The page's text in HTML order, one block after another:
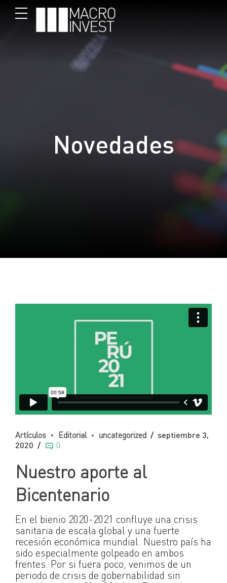
Novedades
Artículos Editorial uncategorized
septiembre 3,
2020
0
Nuestro aporte al
Bicentenario
En el bienio 2020-2021 confluye una crisis
sanitaria de escala global y una fuerte
recesión económica mundial. Nuestro país ha
sido especialmente golpeado en ambos
frentes. Por si fuera poco, venimos de un
periodo de crisis de gobernabilidad sin